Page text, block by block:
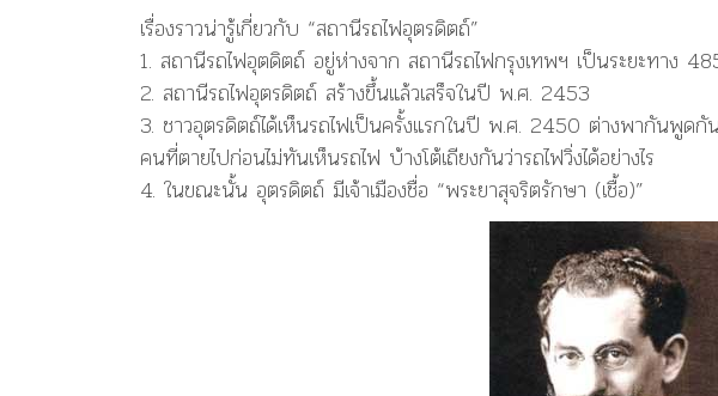
เรื่องราวน่ารู้เกี่ยวกับ “สถานีรถไฟอุตรดิตถ์”
1. สถานีรถไฟอุตดิตถ์ อยู่ห่างจาก สถานีรถไฟกรุงเทพฯ เป็นระยะทาง
2. สถานีรถไฟอุตรดิตถ์ สร้างขึ้นแล้วเสร็จในปี พ.ศ. 2453
3. ชาวอุตรดิตถ์ได้เห็นรถไฟเป็นครั้งแรกในปี พ.ศ. 2450 ต่างพากันพูดกัน
คนที่ตายไปก่อนไม่ทันเห็นรถไฟ บ้างโต้เถียงกันว่ารถไฟวิ่งได้อย่างไร
4. ในขณะนั้น อุตรดิตถ์ มีเจ้าเมืองชื่อ “พระยาสุจริตรักษา (เชื้อ)”